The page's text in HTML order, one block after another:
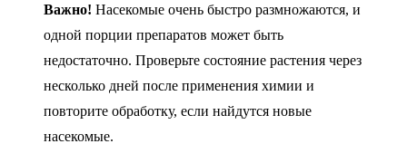
Важно! Насекомые очень быстро размножаются, и
одной порции препаратов может быть
недостаточно. Проверьте состояние растения через
несколько дней после применения химии и
повторите обработку, если найдутся новые
насекомые.